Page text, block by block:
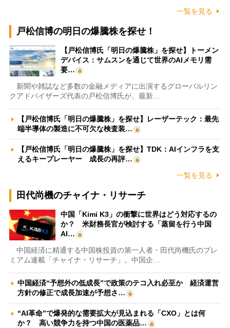
一覧を見る
戸松信博の明日の爆騰株を探せ！
【戸松信博氏「明日の爆騰株」を探せ】トーメン
デバイス：サムスンを通じて世界のAIメモリ需
要…
新聞や雑誌など多数の金融メディアに出演するグローバルリン
クアドバイザーズ代表の戸松信博氏が、最新…
【戸松信博氏「明日の爆騰株」を探せ】レーザーテック：最先
端半導体の製造に不可欠な検査装…
【戸松信博氏「明日の爆騰株」を探せ】TDK：AIインフラを支
えるキープレーヤー 成長の再評…
一覧を見る
田代尚機のチャイナ・リサーチ
中国「Kimi K3」の衝撃に世界はどう対応するの
か？ 米財務長官が検討する「蒸留を行う中国
AI…
中国経済に精通する中国株投資の第一人者・田代尚機氏のプレ
ミアム連載「チャイナ・リサーチ」。中国企…
中国経済“予想外の低成長”で政策のテコ入れ必至か 経済運営
方針の修正で成長加速が予想さ…
“AI革命”で爆発的な需要拡大が見込まれる「CXO」とは何
か？ 高い競争力を持つ中国の医薬品…